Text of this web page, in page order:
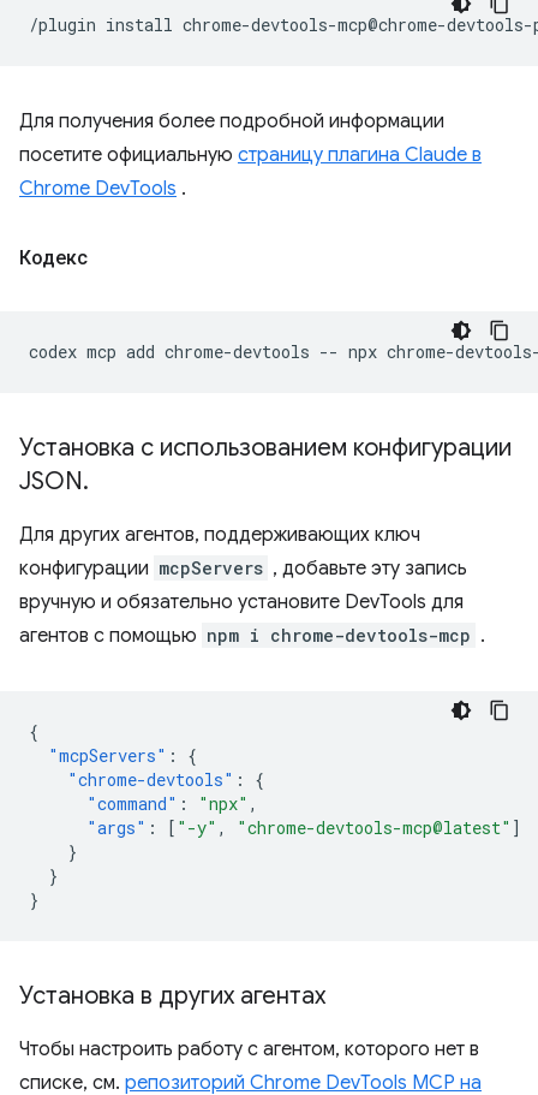
/plugin install
Для получения более подробной информации
посетите официальную страницу плагина Claude в
Chrome DevTools .
Кодекс
codex mcp add chrome-devtools -- npx
Установка с использованием конфигурации
JSON.
Для других агентов, поддерживающих ключ
конфигурации mcpServers , добавьте эту запись
вручную и обязательно установите DevTools для
агентов с помощью npm i chrome-devtools-mcp .
{
"mcpServers" :
{
"chrome-devtools" :
{
"command" : "npx" ,
"args" : [ "-y" , "chrome-devtools-mcp@latest" ]
}
}
}
Установка в других агентах
Чтобы настроить работу с агентом, которого нет в
списке, см. репозиторий Chrome DevTools MCP на